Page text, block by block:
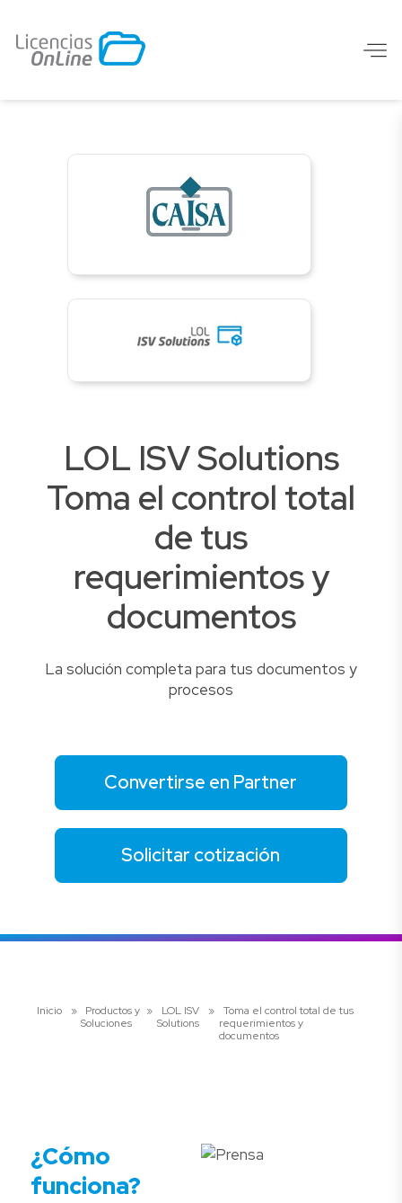
LOL ISV Solutions
Toma el control total
de tus
requerimientos y
documentos
La solución completa para tus documentos y
procesos
Convertirse en Partner
Solicitar cotización
Inicio »
Productos y
Soluciones
»
LOL ISV
Solutions
»
Toma el control total de tus
requerimientos y
documentos
¿Cómo
funciona?